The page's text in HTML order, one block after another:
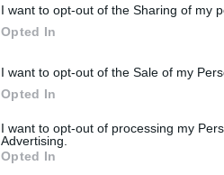
I want to opt-out of the Sharing of my
Opted In
I want to opt-out of the Sale of my
Opted In
I want to opt-out of processing my
Advertising.
Opted In